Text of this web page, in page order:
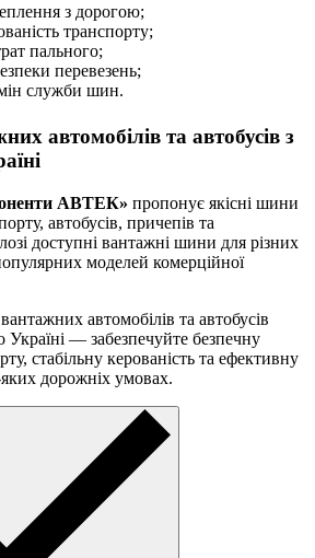
з дорогою;
транспорту;
пального;
перевезень;
служби шин.
автомобілів та автобусів з
АВТЕК» пропонує якісні шини
автобусів, причепів та
доступні вантажні шини для різних
моделей комерційної
автомобілів та автобусів
— забезпечуйте безпечну
стабільну керованість та ефективну
дорожніх умовах.